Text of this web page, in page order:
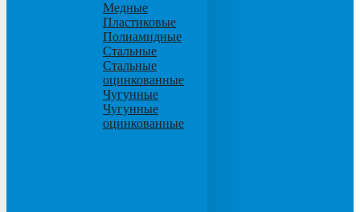
Медные
Пластиковые
Полиамидные
Стальные
Стальные
оцинкованные
Чугунные
Чугунные
оцинкованные